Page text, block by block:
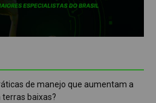
de manejo que aumentam a
baixas?